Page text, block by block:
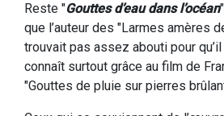
Reste "Gouttes d’eau dans l’océan
que l’auteur des "Larmes amères
trouvait pas assez abouti pour qu’il
connaît surtout grâce au film de
"Gouttes de pluie sur pierres